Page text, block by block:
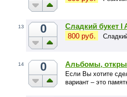
13 0
Сладкий букет I
800 руб.
14 0 Альбомы,
Если Вы хотите
вариант – это